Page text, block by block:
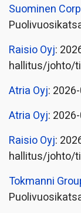
Suominen
Raisio Oyj:
hallitus/johto/
Atria Oyj:
Atria Oyj:
Raisio Oyj:
hallitus/johto/
Tokmanni